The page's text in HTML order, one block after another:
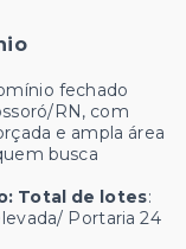
fechado
RN, com
e ampla área
busca
Total de lotes:
Portaria 24